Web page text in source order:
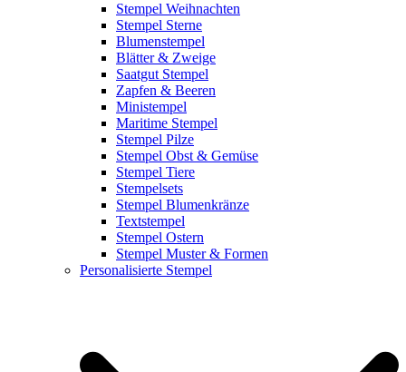
Stempel Weihnachten
Stempel Sterne
Blumenstempel
Blätter & Zweige
Saatgut Stempel
Zapfen & Beeren
Ministempel
Maritime Stempel
Stempel Pilze
Stempel Obst & Gemüse
Stempel Tiere
Stempelsets
Stempel Blumenkränze
Textstempel
Stempel Ostern
Stempel Muster & Formen
Personalisierte Stempel